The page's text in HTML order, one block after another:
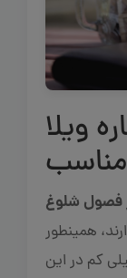
ویلا
فصول شلوغ
همینطور
کم در این